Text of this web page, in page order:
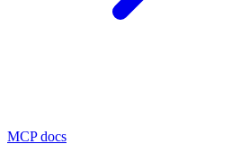
MCP docs